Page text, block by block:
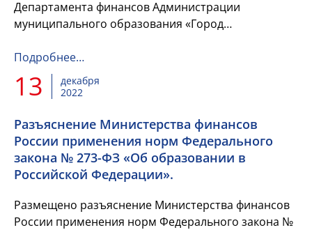
Департамента финансов Администрации
муниципального образования «Город
финансового обеспечения муниципальных
выборов.
Подробнее…
13
декабря
2022
Разъяснение Министерства финансов
России применения норм Федерального
закона № 273-ФЗ «Об образовании в
Российской Федерации».
Размещено разъяснение Министерства финансов
России применения норм Федерального закона №